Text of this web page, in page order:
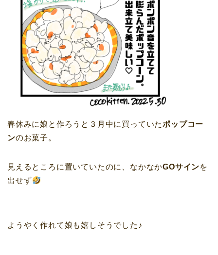
春休みに娘と作ろうと３月中に買っていたポップコー
ンのお菓子。
見えるところに置いていたのに、なかなかGOサインを
出せず
ようやく作れて娘も嬉しそうでした♪